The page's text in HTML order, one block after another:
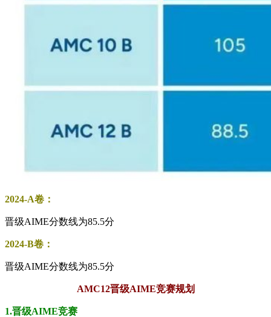
2024-A卷：
晋级AIME分数线为85.5分
2024-B卷：
晋级AIME分数线为85.5分
AMC12晋级AIME竞赛规划
1.晋级AIME竞赛